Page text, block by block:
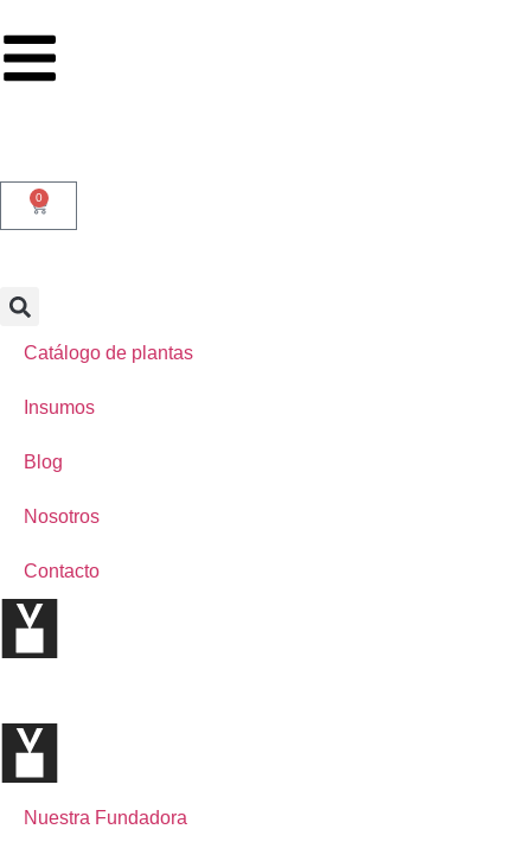
0
Catálogo de plantas
Insumos
Blog
Nosotros
Contacto
Nuestra Fundadora